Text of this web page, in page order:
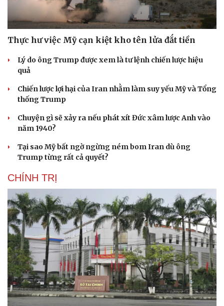
Thực hư việc Mỹ cạn kiệt kho tên lửa đắt tiền
Lý do ông Trump được xem là tư lệnh chiến lược hiệu
quả
Chiến lược lợi hại của Iran nhằm làm suy yếu Mỹ và Tổng
thống Trump
Chuyện gì sẽ xảy ra nếu phát xít Đức xâm lược Anh vào
năm 1940?
Tại sao Mỹ bất ngờ ngừng ném bom Iran dù ông
Trump từng rất cả quyết?
CHÍNH TRỊ